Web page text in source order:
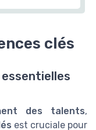
clés
des talents,
est cruciale pour